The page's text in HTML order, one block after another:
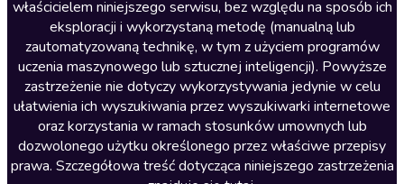
Nauki humanistyczne
Podcasty i audycje
Polityka
Prasa
Religia
Romans
właścicielem niniejszego serwisu, bez względu na sposób ich
eksploracji i wykorzystaną metodę (manualną lub
zautomatyzowaną technikę, w tym z użyciem programów
uczenia maszynowego lub sztucznej inteligencji). Powyższe
zastrzeżenie nie dotyczy wykorzystywania jedynie w celu
ułatwienia ich wyszukiwania przez wyszukiwarki internetowe
oraz korzystania w ramach stosunków umownych lub
dozwolonego użytku określonego przez właściwe przepisy
prawa. Szczegółowa treść dotycząca niniejszego zastrzeżenia